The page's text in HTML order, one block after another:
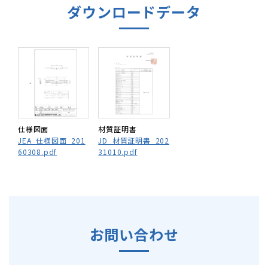
ダウンロードデータ
仕様図面
JEA_仕様図面_201
60308.pdf
材質証明書
JD_材質証明書_202
31010.pdf
お問い合わせ